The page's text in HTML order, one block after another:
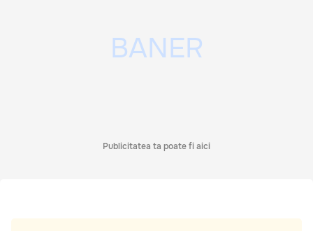
Publicitatea ta poate fi aici